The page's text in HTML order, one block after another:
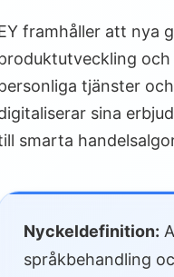
framhåller att nya
tjänster
sina
smarta
Nyckeldefinition:
språkbehandling